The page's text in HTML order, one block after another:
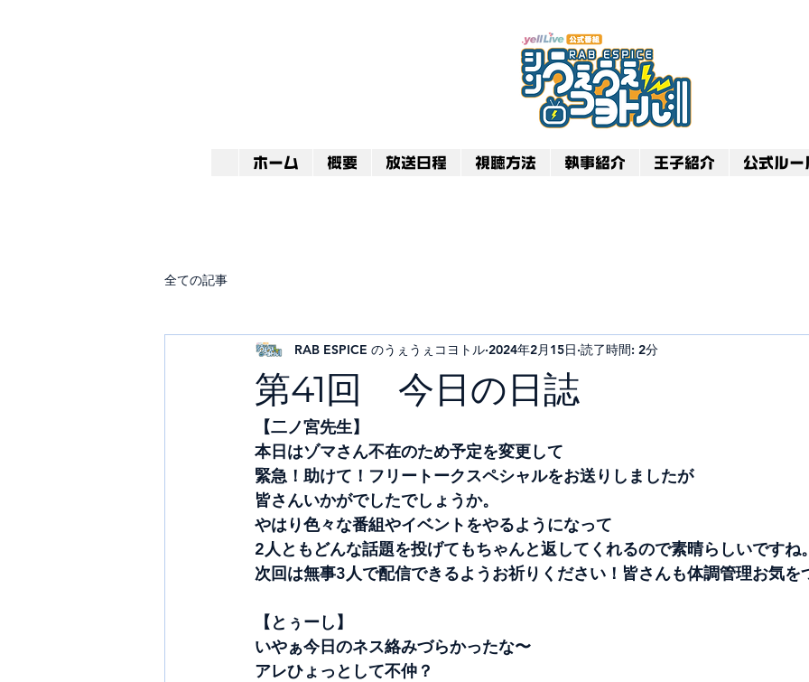
ホーム 概要 放送日程 視聴方法 執事紹介 王子紹介 公式ルー
全ての記事
第41回 今日の日誌
RAB ESPICE のうぇうぇコヨトル 2024年2月15日 読了時間: 2分
【二ノ宮先生】
本日はゾマさん不在のため予定を変更して
緊急！助けて！フリートークスペシャルをお送りしましたが
皆さんいかがでしたでしょうか。
やはり色々な番組やイベントをやるようになって
2人ともどんな話題を投げてもちゃんと返してくれるので素晴らしいですね。
次回は無事3人で配信できるようお祈りください！皆さんも体調管理お気を
【とぅーし】
いやぁ今日のネス絡みづらかったな〜
アレひょっとして不仲？